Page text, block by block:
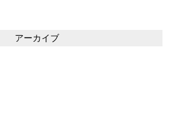
アーカイブ